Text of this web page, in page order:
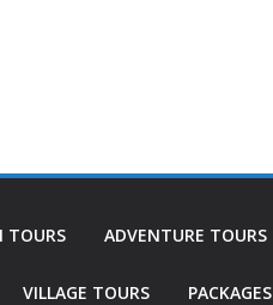
TOURS ADVENTURE TOURS
VILLAGE TOURS PACKAGES